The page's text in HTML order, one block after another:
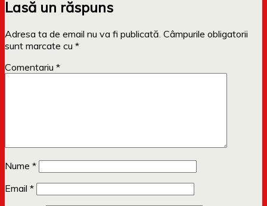
Lasă un răspuns
Adresa ta de email nu va fi publicată. Câmpurile obligatorii
sunt marcate cu *
Comentariu *
Nume *
Email *